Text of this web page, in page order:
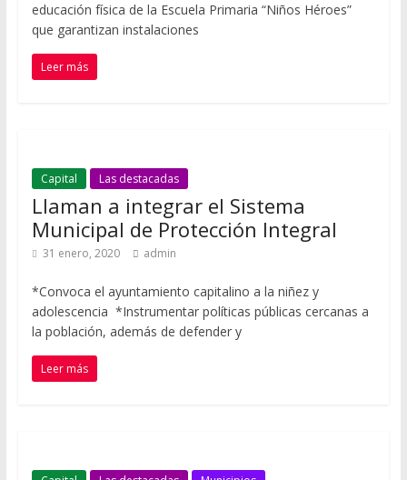
educación física de la Escuela Primaria “Niños Héroes”
que garantizan instalaciones
Leer más
Capital Las destacadas
Llaman a integrar el Sistema
Municipal de Protección Integral
31 enero, 2020 admin
*Convoca el ayuntamiento capitalino a la niñez y
adolescencia *Instrumentar políticas públicas cercanas a
la población, además de defender y
Leer más